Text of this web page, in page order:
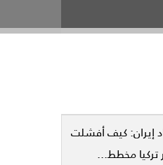
إيران: كيف أفشلت
تركيا مخطط...